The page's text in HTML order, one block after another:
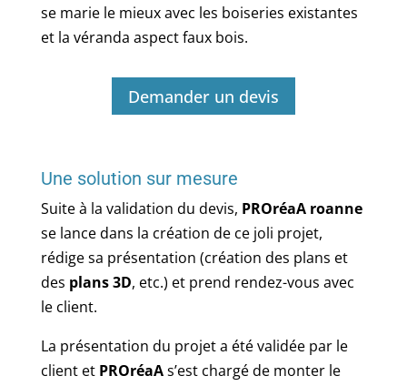
se marie le mieux avec les boiseries existantes
et la véranda aspect faux bois.
Demander un devis
Une solution sur mesure
Suite à la validation du devis, PROréaA roanne
se lance dans la création de ce joli projet,
rédige sa présentation (création des plans et
des plans 3D, etc.) et prend rendez-vous avec
le client.
La présentation du projet a été validée par le
client et PROréaAs’est chargé de monter le